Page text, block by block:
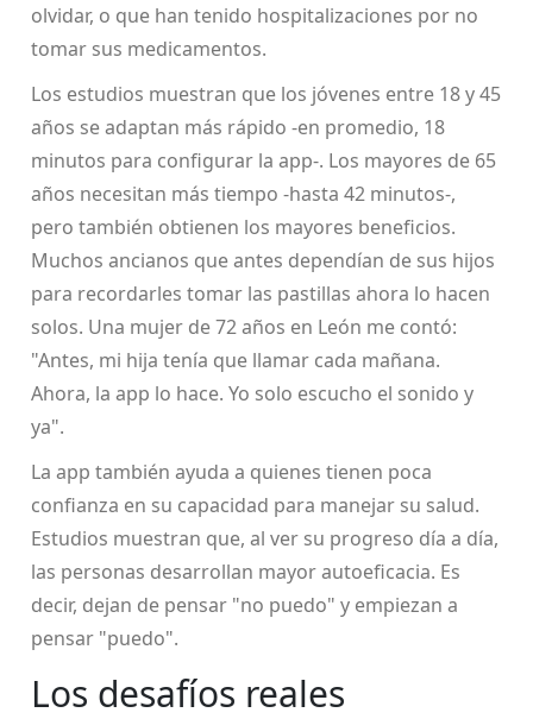
olvidar, o que han tenido hospitalizaciones por no
tomar sus medicamentos.
Los estudios muestran que los jóvenes entre 18 y 45
años se adaptan más rápido -en promedio, 18
minutos para configurar la app-. Los mayores de 65
años necesitan más tiempo -hasta 42 minutos-,
pero también obtienen los mayores beneficios.
Muchos ancianos que antes dependían de sus hijos
para recordarles tomar las pastillas ahora lo hacen
solos. Una mujer de 72 años en León me contó:
"Antes, mi hija tenía que llamar cada mañana.
Ahora, la app lo hace. Yo solo escucho el sonido y
ya".
La app también ayuda a quienes tienen poca
confianza en su capacidad para manejar su salud.
Estudios muestran que, al ver su progreso día a día,
las personas desarrollan mayor autoeficacia. Es
decir, dejan de pensar "no puedo" y empiezan a
pensar "puedo".
Los desafíos reales